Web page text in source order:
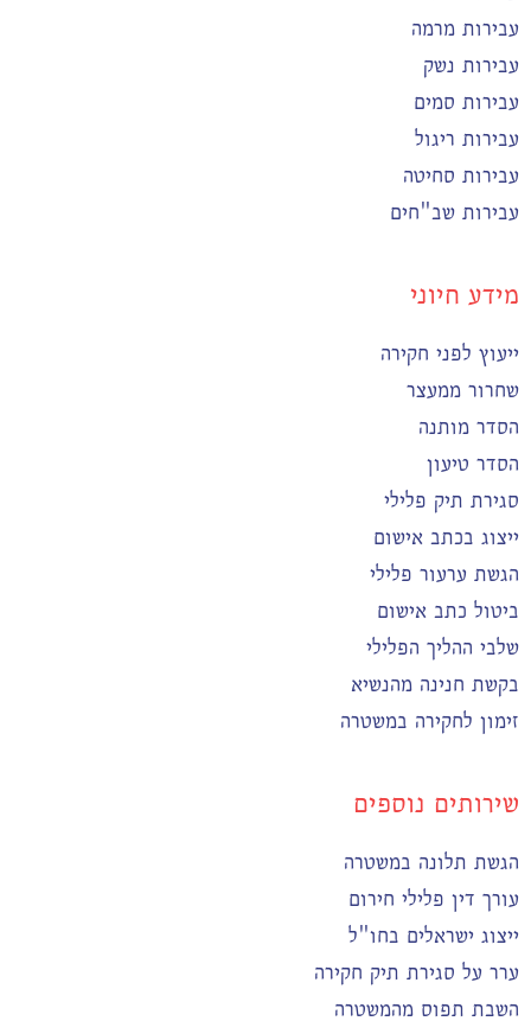
עבירות מרמה
עבירות נשק
עבירות סמים
עבירות ריגול
עבירות סחיטה
עבירות שב"חים
מידע חיוני
ייעוץ לפני חקירה
שחרור ממעצר
הסדר מותנה
הסדר טיעון
סגירת תיק פלילי
ייצוג בכתב אישום
הגשת ערעור פלילי
ביטול כתב אישום
שלבי ההליך הפלילי
בקשת חנינה מהנשיא
זימון לחקירה במשטרה
שירותים נוספים
הגשת תלונה במשטרה
עורך דין פלילי חירום
ייצוג ישראלים בחו"ל
ערר על סגירת תיק חקירה
השבת תפוס מהמשטרה